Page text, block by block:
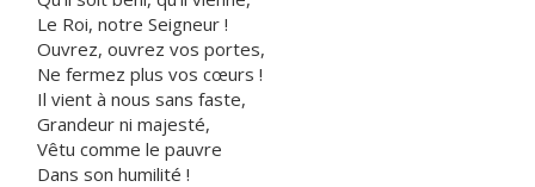
Le Roi, notre Seigneur !
Ouvrez, ouvrez vos portes,
Ne fermez plus vos cœurs !
Il vient à nous sans faste,
Grandeur ni majesté,
Vêtu comme le pauvre
Dans son humilité !